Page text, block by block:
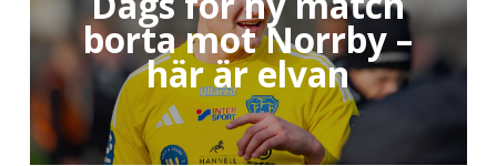
borta mot Norrby –
här är elvan